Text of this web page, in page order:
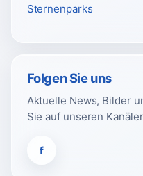
Sternenparks
Folgen Sie uns
Aktuelle News, Bilder
Sie auf unseren
f